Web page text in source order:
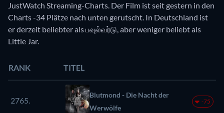
JustWatch Streaming-Charts. Der Film ist seit gestern in den
Charts -34 Plätze nach unten gerutscht. In Deutschland ist
er derzeit beliebter als பவுல்வர்டு, aber weniger beliebt als
Little Jar.
RANK TITEL
2765.
Blutmond - Die Nacht der
Werwölfe
-75